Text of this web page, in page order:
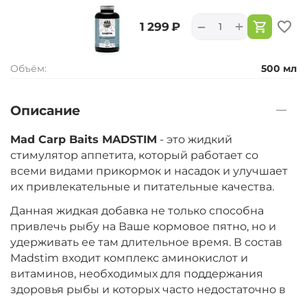
‍1 299‍ ₽ +
−
Объём: 500 мл
Описание
Mad Carp Baits MADSTIM - это жидкий
стимулятор аппетита, который работает со
всеми видами прикормок и насадок и улучшает
их привлекательные и питательные качества.
Данная жидкая добавка не только способна
привлечь рыбу на Ваше кормовое пятно, но и
удерживать ее там длительное время. В состав
Madstim входит комплекс аминокислот и
витаминов, необходимых для поддержания
здоровья рыбы и которых часто недостаточно в